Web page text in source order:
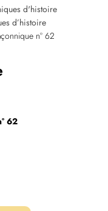
d'histoire
d’histoire
n° 62
62